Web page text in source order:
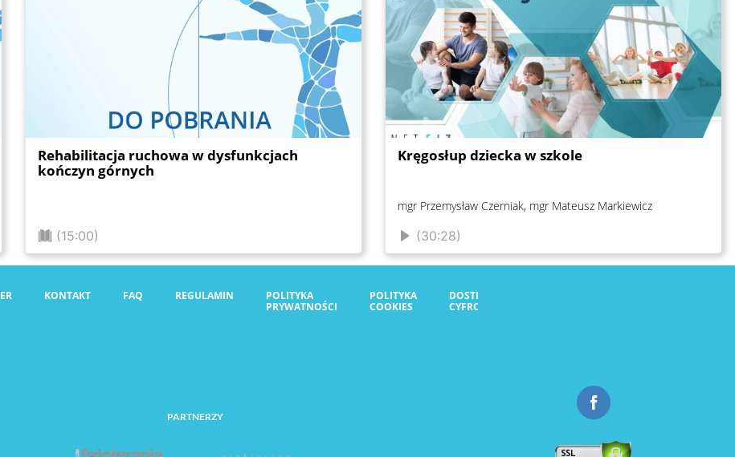
Rehabilitacja ruchowa w dysfunkcjach
kończyn górnych
(15:00)
Kręgosłup dziecka w szkole
mgr Przemysław Czerniak, mgr Mateusz Markiewicz
(30:28)
KONTAKT FAQ REGULAMIN
POLITYKA
PRYWATNOŚCI
POLITYKA
COOKIES
DOSTĘPNOŚĆ
CYFROWA
PARTNERZY